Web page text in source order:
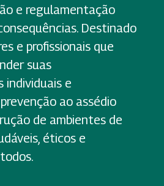
e regulamentação
Destinado
e profissionais que
suas
individuais e
ao assédio
de ambientes de
éticos e